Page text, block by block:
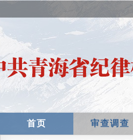
首页 审查调查